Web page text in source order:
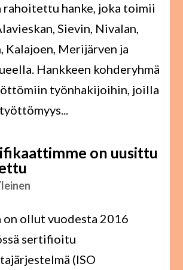
rahoitettu hanke, joka toimii
Sievin, Nivalan,
Kalajoen, Merijärven ja
Hankkeen kohderyhmä
työnhakijoihin, joilla
on uusittu
on ollut vuodesta 2016
sertifioitu
(ISO